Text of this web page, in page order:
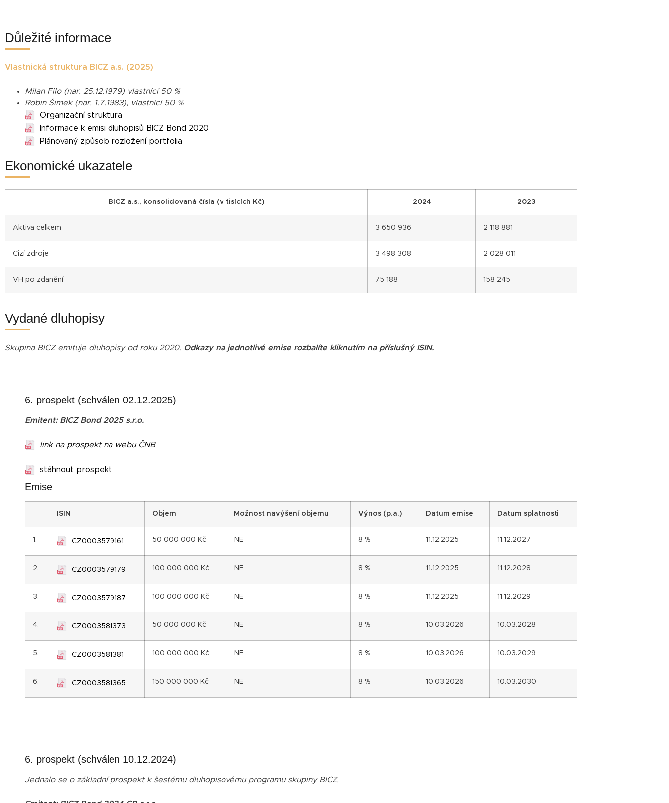
Důležité informace
Vlastnická struktura BICZ a.s. (2025)
Milan Filo (nar. 25.12.1979) vlastnící 50 %
Robin Šimek (nar. 1.7.1983), vlastnící 50 %
Organizační struktura
Informace k emisi dluhopisů BICZ Bond 2020
Plánovaný způsob rozložení portfolia
Ekonomické ukazatele
BICZ a.s., konsolidovaná čísla (v tisících Kč) 2024 2023
Aktiva celkem 3 650 936 2 118 881
Cizí zdroje 3 498 308 2 028 011
VH po zdanění 75 188 158 245
Vydané dluhopisy
Skupina BICZ emituje dluhopisy od roku 2020. Odkazy na jednotlivé emise rozbalíte kliknutím na příslušný ISIN.
6. prospekt (schválen 02.12.2025)
Emitent: BICZ Bond 2025 s.r.o.
link na prospekt na webu ČNB
stáhnout prospekt
Emise
SIN Objem Možnost navýšení objemu Výnos (p.a.) Datum emise Datum splatnosti
1. CZ0003579161 50 000 000 Kč NE 8 % 11.12.2025 11.12.2027
2. CZ0003579179 100 000 000 Kč NE 8 % 11.12.2025 11.12.2028
3. CZ0003579187 100 000 000 Kč NE 8 % 11.12.2025 11.12.2029
4. CZ0003581373 50 000 000 Kč NE 8 % 10.03.2026 10.03.2028
5. CZ0003581381 100 000 000 Kč NE 8 % 10.03.2026 10.03.2029
6. CZ0003581365 150 000 000 Kč NE 8 % 10.03.2026 10.03.2030
6. prospekt (schválen 10.12.2024)
Jednalo se o základní prospekt k šestému dluhopisovému programu skupiny BICZ.